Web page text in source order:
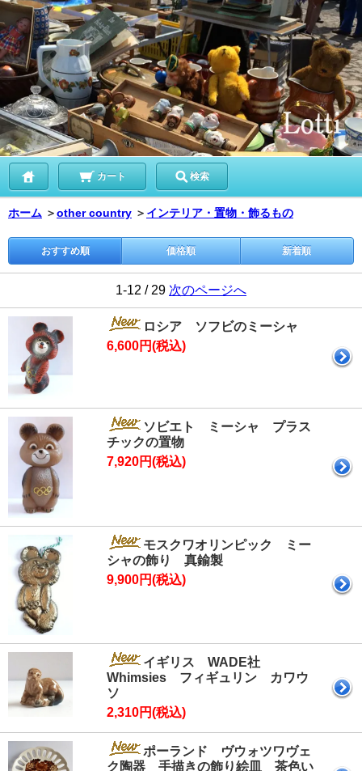
カート 検索
ホーム ＞other country ＞ インテリア・置物・飾るもの
おすすめ順 価格順 新着順
1-12 / 29 次のページへ
ロシア ソフビのミーシャ
6,600円(税込)
ソビエト ミーシャ プラス
チックの置物
7,920円(税込)
モスクワオリンピック ミー
シャの飾り 真鍮製
9,900円(税込)
イギリス WADE社
Whimsies フィギュリン カワウ
ソ
2,310円(税込)
ポーランド ヴウォツワヴェ
ク陶器 手描きの飾り絵皿 茶色い